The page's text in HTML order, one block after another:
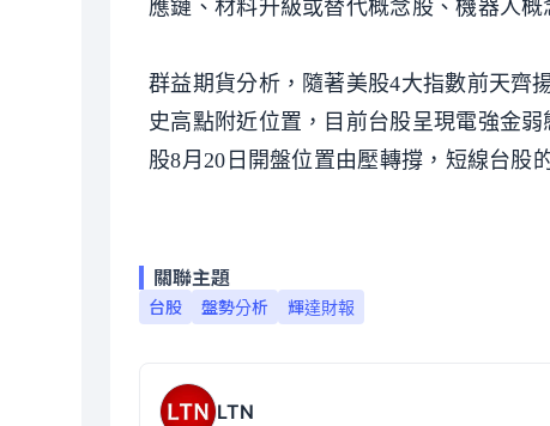
應鏈、材料升級或替代概念股、機器人概
群益期貨分析，隨著美股4大指數前天齊
史高點附近位置，目前台股呈現電強金
股8月20日開盤位置由壓轉撐，短線台股
關聯主題
台股 盤勢分析 輝達財報
LTN